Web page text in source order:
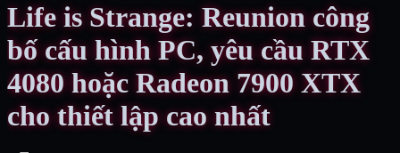
Life is Strange: Reunion công
bố cấu hình PC, yêu cầu RTX
4080 hoặc Radeon 7900 XTX
cho thiết lập cao nhất